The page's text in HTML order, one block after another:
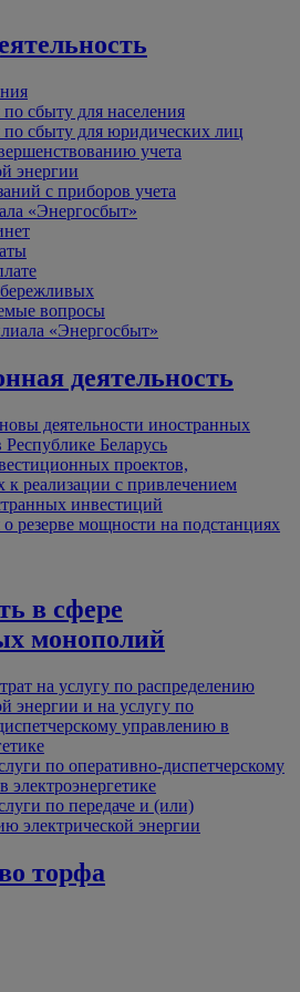
сбыту для населения
сбыту для юридических лиц
учета
энергии
с приборов учета
«Энергосбыт»
вопросы
«Энергосбыт»
деятельность
деятельности иностранных
Республике Беларусь
проектов,
к реализации с привлечением
инвестиций
резерве мощности на подстанциях
в сфере
монополий
на услугу по распределению
энергии и на услугу по
управлению в
по оперативно-диспетчерскому
электроэнергетике
по передаче и (или)
электрической энергии
торфа